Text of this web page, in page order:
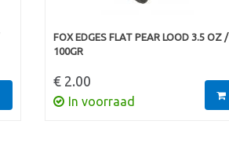
FOX EDGES FLAT PEAR LOOD 3.5 OZ /
100GR
€ 2.00
In voorraad